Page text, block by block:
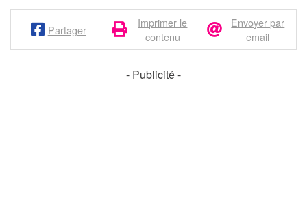
Partager
Imprimer le
contenu
Envoyer par
email
- Publicité -